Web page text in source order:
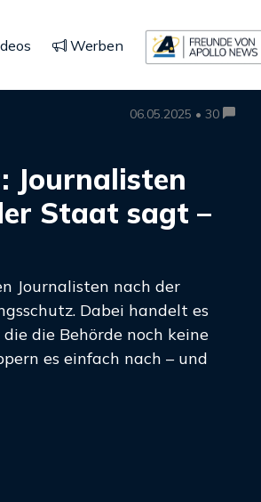
Werben
06.05.2025 • 30
Journalisten
Staat sagt –
Journalisten nach der
Dabei handelt es
die Behörde noch keine
es einfach nach – und